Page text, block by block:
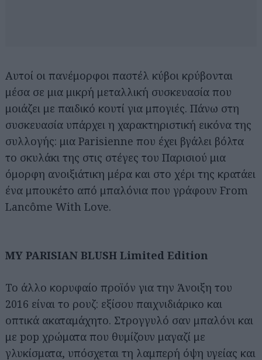
Αυτοί οι πανέμορφοι παστέλ κύβοι κρύβονται
μέσα σε μια μικρή μεταλλική συσκευασία που
μοιάζει με παιδικό κουτί για μπογιές. Πάνω στη
συσκευασία υπάρχει η χαρακτηριστική εικόνα της
συλλογής: μια Parisienne που έχει βγάλει βόλτα
το σκυλάκι της στις στέγες του Παρισιού μια
όμορφη ανοιξιάτικη μέρα και στο χέρι της κρατάει
ένα μπουκέτο από μπαλόνια που γράφουν From
Lancôme With Love.
MY PARISIAN BLUSH Limited Edition
Το άλλο κορυφαίο προϊόν για την Άνοιξη του
2016 είναι το ρουζ: εξίσου παιχνιδιάρικο και
οπτικά ακαταμάχητο. Στρογγυλό σαν μπαλόνι και
με pop χρώματα που θυμίζουν μαγαζί με
γλυκίσματα, υπόσχεται τη λαμπερή όψη υγείας και